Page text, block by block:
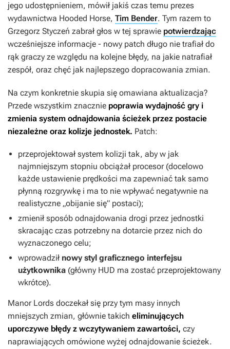
jego udostępnieniem, mówił jakiś czas temu prezes
wydawnictwa Hooded Horse, Tim Bender. Tym razem to
Grzegorz Styczeń zabrał głos w tej sprawie potwierdzając
wcześniejsze informacje - nowy patch długo nie trafiał do
rąk graczy ze względu na kolejne błędy, na jakie natrafiał
zespół, oraz chęć jak najlepszego dopracowania zmian.
Na czym konkretnie skupia się omawiana aktualizacja?
Przede wszystkim znacznie poprawia wydajność gry i
zmienia system odnajdowania ścieżek przez postacie
niezależne oraz kolizje jednostek. Patch:
przeprojektował system kolizji tak, aby w jak
najmniejszym stopniu obciążał procesor (docelowo
każde ustawienie prędkości ma zapewniać tak samo
płynną rozgrywkę i ma to nie wpływać negatywnie na
realistyczne „obijanie się” postaci);
zmienił sposób odnajdowania drogi przez jednostki
skracając czas potrzebny na dotarcie przez nich do
wyznaczonego celu;
wprowadził nowy styl graficznego interfejsu
użytkownika (główny HUD ma zostać przeprojektowany
wkrótce).
Manor Lords doczekał się przy tym masy innych
mniejszych zmian, głównie takich eliminujących
uporczywe błędy z wczytywaniem zawartości, czy
naprawiających omówione wyżej odnajdowanie ścieżek.